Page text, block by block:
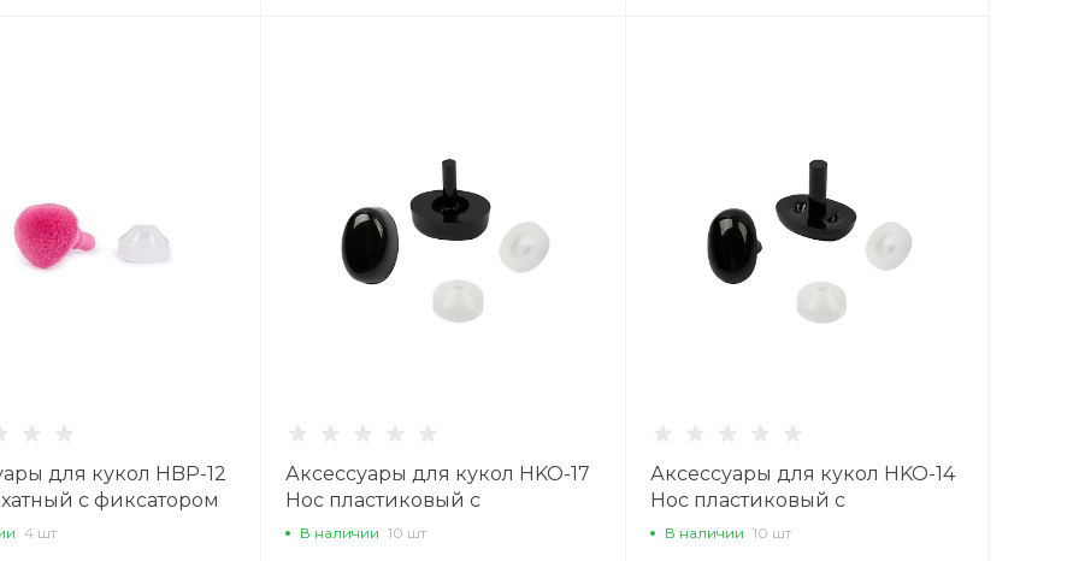
для кукол HBP-12
с фиксатором
1 шт., розовый
4 шт
Аксессуары для кукол HKO-17
Нос пластиковый с
фиксатором 17 мм x 12 мм, 1
В наличии 10 шт
Аксессуары для кукол HKO-14
Нос пластиковый с
фиксатором 14 мм x 10.5 мм, 1
В наличии 10 шт